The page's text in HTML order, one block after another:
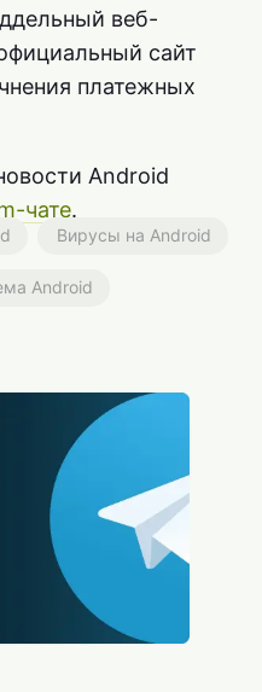
веб-
сайт
платежных
Android
чате.
Вирусы на Android
Android